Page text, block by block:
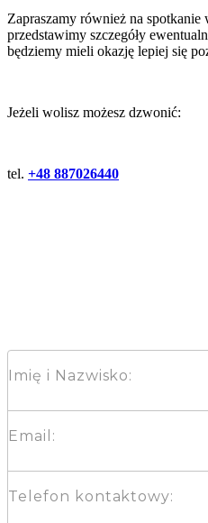
Zapraszamy również na
przedstawimy szczegóły
będziemy mieli okazję lepiej się
Jeżeli wolisz możesz dzwonić:
tel. +48 887026440
Imię i Nazwisko:
Email:
Telefon kontaktowy: